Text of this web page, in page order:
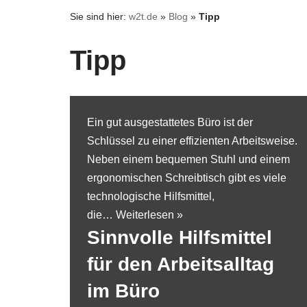
Sie sind hier: w2t.de » Blog » Tipp
Tipp
Ein gut ausgestattetes Büro ist der
Schlüssel zu einer effizienten Arbeitsweise.
Neben einem bequemen Stuhl und einem
ergonomischen Schreibtisch gibt es viele
technologische Hilfsmittel,
die… Weiterlesen »
Sinnvolle Hilfsmittel
für den Arbeitsalltag
im Büro